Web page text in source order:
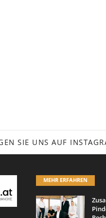
SIE UNS AUF
MEHR ERFAHREN